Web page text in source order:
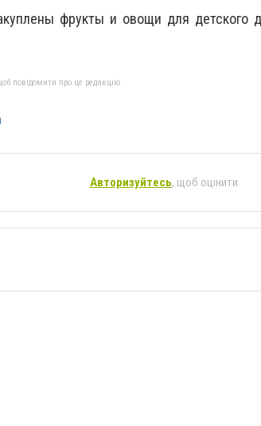
фрукты и овощи для детского
повідомити про це редакцію
Авторизуйтесь, щоб оцінити